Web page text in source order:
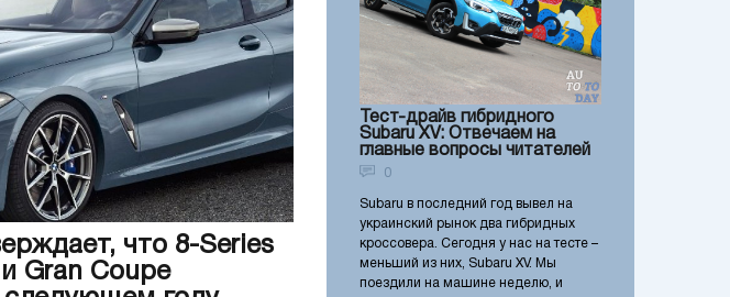
что 8-Series
Gran Coupe
Тест-драйв гибридного
Subaru XV: Отвечаем на
главные вопросы читателей
0
Subaru в последний год вывел на
украинский рынок два гибридных
кроссовера. Сегодня у нас на тесте –
меньший из них, Subaru XV. Мы
поездили на машине неделю, и